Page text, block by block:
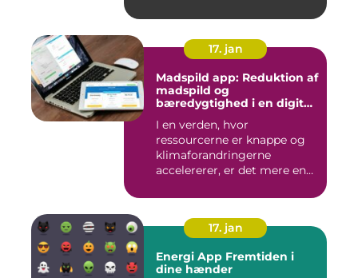
17. jan
Madspild app: Reduktion af
madspild og
bæredygtighed i en digital
I en verden, hvor
ressourcerne er knappe og
klimaforandringerne
accelererer, er det mere end
17. jan
Energi App Fremtiden i
dine hænder